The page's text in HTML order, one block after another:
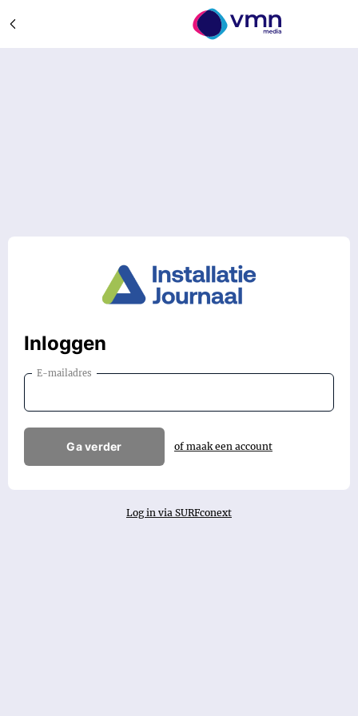
Inloggen
E-mailadres
Ga verder of maak een account
Log in via SURFconext